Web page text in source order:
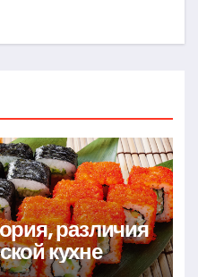
различия
кухне